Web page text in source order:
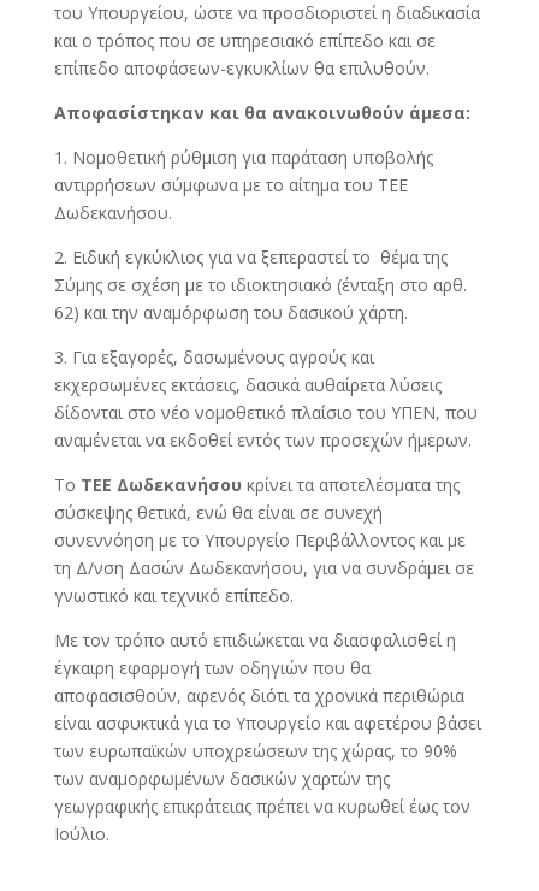
του Υπουργείου, ώστε να προσδιοριστεί η διαδικασία
και ο τρόπος που σε υπηρεσιακό επίπεδο και σε
επίπεδο αποφάσεων-εγκυκλίων θα επιλυθούν.
Αποφασίστηκαν και θα ανακοινωθούν άμεσα:
1. Νομοθετική ρύθμιση για παράταση υποβολής
αντιρρήσεων σύμφωνα με το αίτημα του ΤΕΕ
Δωδεκανήσου.
2. Ειδική εγκύκλιος για να ξεπεραστεί το θέμα της
Σύμης σε σχέση με το ιδιοκτησιακό (ένταξη στο αρθ.
62) και την αναμόρφωση του δασικού χάρτη.
3. Για εξαγορές, δασωμένους αγρούς και
εκχερσωμένες εκτάσεις, δασικά αυθαίρετα λύσεις
δίδονται στο νέο νομοθετικό πλαίσιο του ΥΠΕΝ, που
αναμένεται να εκδοθεί εντός των προσεχών ήμερων.
Το ΤΕΕ Δωδεκανήσου κρίνει τα αποτελέσματα της
σύσκεψης θετικά, ενώ θα είναι σε συνεχή
συνεννόηση με το Υπουργείο Περιβάλλοντος και με
τη Δ/νση Δασών Δωδεκανήσου, για να συνδράμει σε
γνωστικό και τεχνικό επίπεδο.
Με τον τρόπο αυτό επιδιώκεται να διασφαλισθεί η
έγκαιρη εφαρμογή των οδηγιών που θα
αποφασισθούν, αφενός διότι τα χρονικά περιθώρια
είναι ασφυκτικά για το Υπουργείο και αφετέρου βάσει
των ευρωπαϊκών υποχρεώσεων της χώρας, το 90%
των αναμορφωμένων δασικών χαρτών της
γεωγραφικής επικράτειας πρέπει να κυρωθεί έως τον
Ιούλιο.